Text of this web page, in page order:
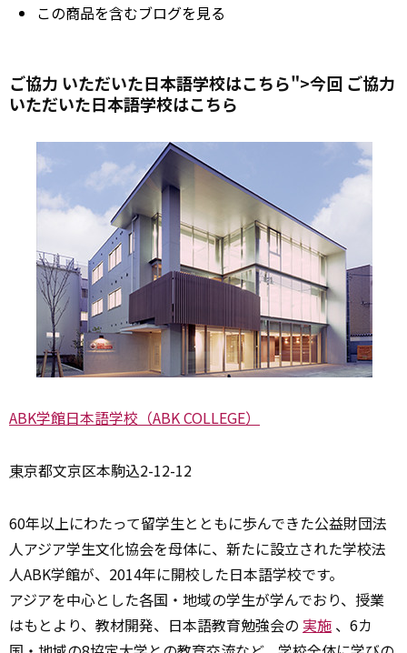
この商品を含むブログを見る
ご協力 いただいた日本語学校はこちら">今回 ご協力
いただいた日本語学校はこちら
ABK学館日本語学校（ABK COLLEGE）
東京都文京区本駒込2-12-12
60年以上にわたって留学生とともに歩んできた公益財団法
人アジア学生文化協会を母体に、新たに設立された学校法
人ABK学館が、2014年に開校した日本語学校です。
アジアを中心とした各国・地域の学生が学んでおり、授業
はもとより、教材開発、日本語教育勉強会の 実施 、6カ